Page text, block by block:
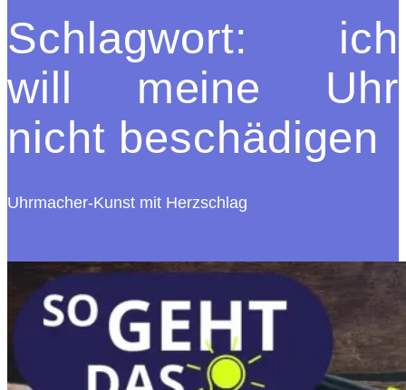
Schlagwort: ich
will meine Uhr
nicht beschädigen
Uhrmacher-Kunst mit Herzschlag